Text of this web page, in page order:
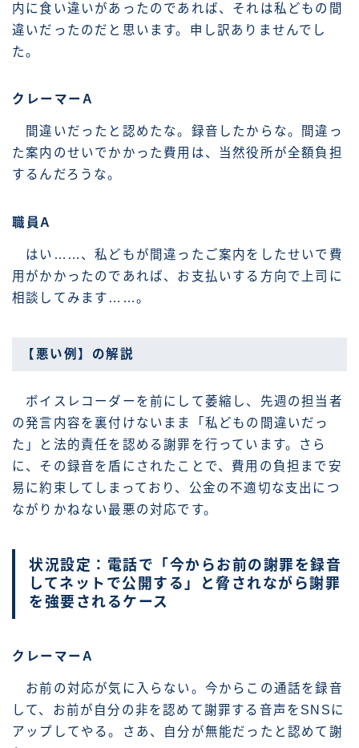
内に食い違いがあったのであれば、それは私どもの間
違いだったのだと思います。申し訳ありませんでし
た。
クレーマーA
間違いだったと認めたな。録音したからな。間違っ
た案内のせいでかかった費用は、当然役所が全額負担
するんだろうな。
職員A
はい……、私どもが間違ったご案内をしたせいで費
用がかかったのであれば、お支払いする方向で上司に
相談してみます……。
【悪い例】の解説
ボイスレコーダーを前にして萎縮し、先週の担当者
の発言内容を裏付けないまま「私どもの間違いだっ
た」と法的責任を認める謝罪を行っています。さら
に、その録音を盾にされたことで、費用の負担まで安
易に約束してしまっており、公金の不適切な支出につ
ながりかねない最悪の対応です。
状況設定：電話で「今からお前の謝罪を録音
してネットで公開する」と脅されながら謝罪
を強要されるケース
クレーマーA
お前の対応が気に入らない。今からこの通話を録音
して、お前が自分の非を認めて謝罪する音声をSNSに
アップしてやる。さあ、自分が無能だったと認めて謝